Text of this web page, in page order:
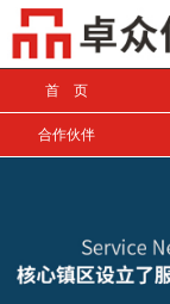
首 页
合作伙伴